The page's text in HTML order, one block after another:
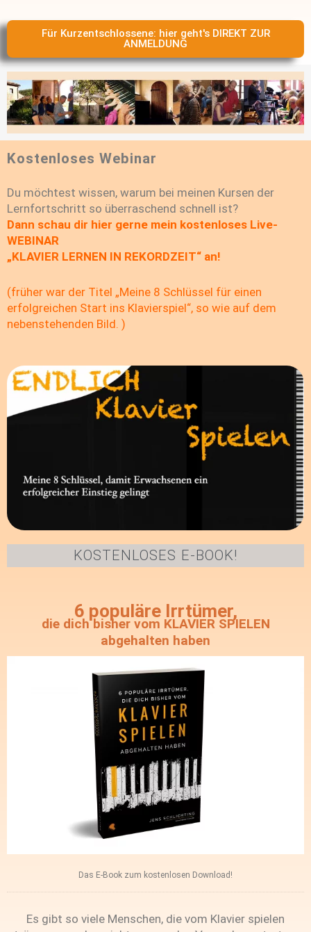
Für Kurzentschlossene: hier geht's DIREKT ZUR
ANMELDUNG
Kostenloses Webinar
Du möchtest wissen, warum bei meinen Kursen der
Lernfortschritt so überraschend schnell ist?
Dann schau dir hier gerne mein kostenloses Live-
WEBINAR
„KLAVIER LERNEN IN REKORDZEIT“ an!
(früher war der Titel „Meine 8 Schlüssel für einen
erfolgreichen Start ins Klavierspiel“, so wie auf dem
nebenstehenden Bild. )
KOSTENLOSES E-BOOK!
6 populäre Irrtümer,
die dich bisher vom KLAVIER SPIELEN
abgehalten haben
Das E-Book zum kostenlosen Download!
Es gibt so viele Menschen, die vom Klavier spielen